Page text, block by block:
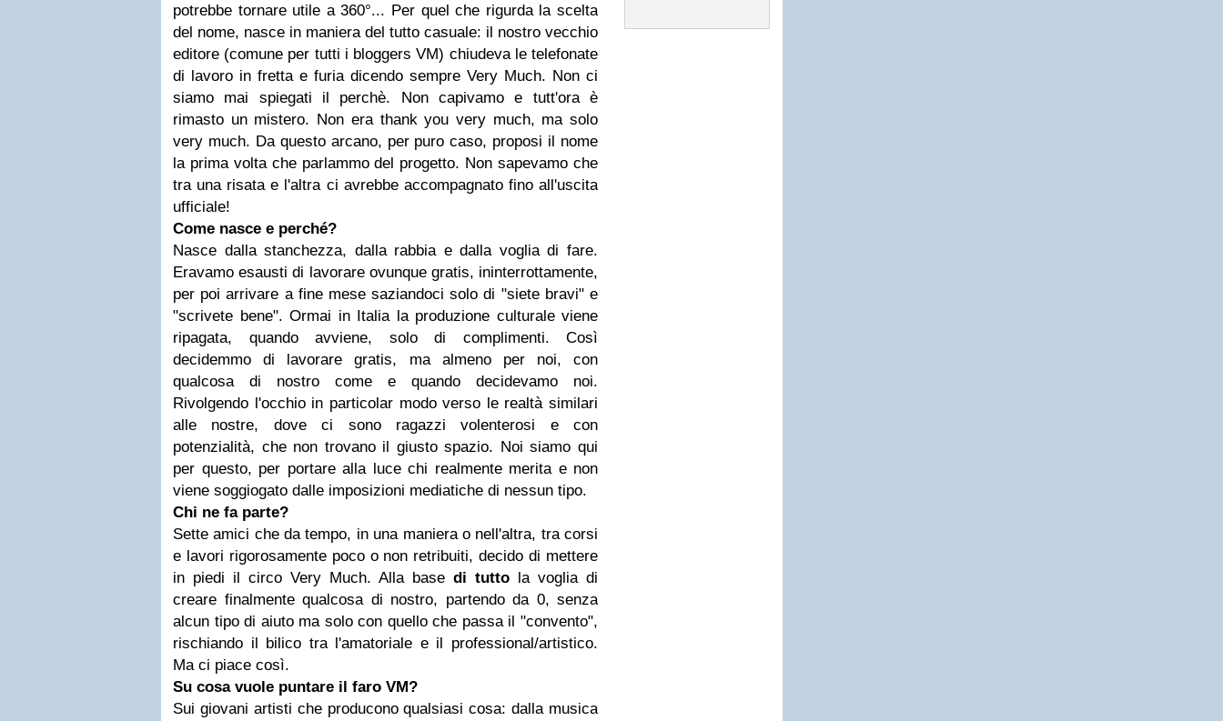
potrebbe tornare utile a 360°... Per quel che rigurda la scelta
del nome, nasce in maniera del tutto casuale: il nostro vecchio
editore (comune per tutti i bloggers VM) chiudeva le telefonate
di lavoro in fretta e furia dicendo sempre Very Much. Non ci
siamo mai spiegati il perchè. Non capivamo e tutt'ora è
rimasto un mistero. Non era thank you very much, ma solo
very much. Da questo arcano, per puro caso, proposi il nome
la prima volta che parlammo del progetto. Non sapevamo che
tra una risata e l'altra ci avrebbe accompagnato fino all'uscita
ufficiale!
Come nasce e perché?
Nasce dalla stanchezza, dalla rabbia e dalla voglia di fare.
Eravamo esausti di lavorare ovunque gratis, ininterrottamente,
per poi arrivare a fine mese saziandoci solo di "siete bravi" e
"scrivete bene". Ormai in Italia la produzione culturale viene
ripagata, quando avviene, solo di complimenti. Così
decidemmo di lavorare gratis, ma almeno per noi, con
qualcosa di nostro come e quando decidevamo noi.
Rivolgendo l'occhio in particolar modo verso le realtà similari
alle nostre, dove ci sono ragazzi volenterosi e con
potenzialità, che non trovano il giusto spazio. Noi siamo qui
per questo, per portare alla luce chi realmente merita e non
viene soggiogato dalle imposizioni mediatiche di nessun tipo.
Chi ne fa parte?
Sette amici che da tempo, in una maniera o nell'altra, tra corsi
e lavori rigorosamente poco o non retribuiti, decido di mettere
in piedi il circo Very Much. Alla base di tutto la voglia di
creare finalmente qualcosa di nostro, partendo da 0, senza
alcun tipo di aiuto ma solo con quello che passa il "convento",
rischiando il bilico tra l'amatoriale e il professional/artistico.
Ma ci piace così.
Su cosa vuole puntare il faro VM?
Sui giovani artisti che producono qualsiasi cosa: dalla musica